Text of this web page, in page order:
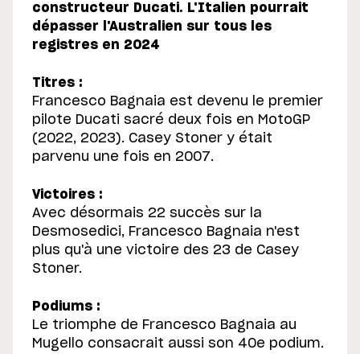
constructeur Ducati. L'Italien pourrait
dépasser l'Australien sur tous les
registres en 2024
Titres :
Francesco Bagnaia est devenu le premier
pilote Ducati sacré deux fois en MotoGP
(2022, 2023). Casey Stoner y était
parvenu une fois en 2007.
Victoires :
Avec désormais 22 succès sur la
Desmosedici, Francesco Bagnaia n'est
plus qu'à une victoire des 23 de Casey
Stoner.
Podiums :
Le triomphe de Francesco Bagnaia au
Mugello consacrait aussi son 40e podium.